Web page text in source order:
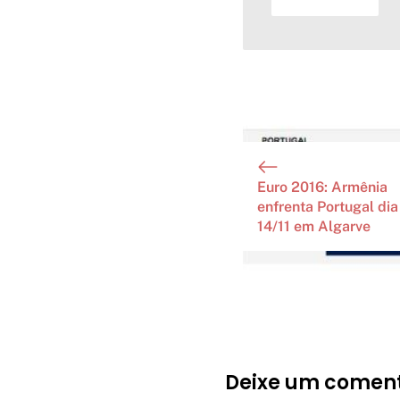
Euro 2016: Armênia
enfrenta Portugal dia
14/11 em Algarve
Deixe um